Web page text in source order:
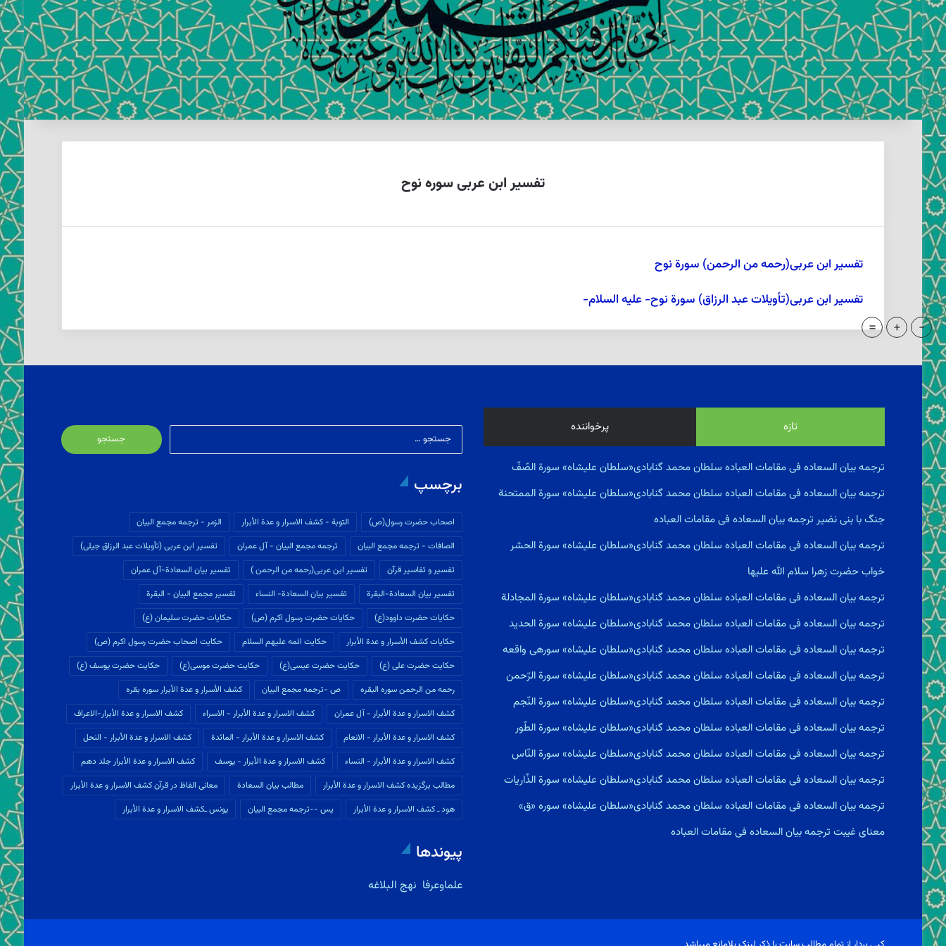
تفسیر ابن عربی سوره نوح
تفسیر ابن عربى(رحمه من الرحمن) سورة نوح
تفسير ابن عربى(تأويلات عبد الرزاق) سورة نوح- عليه السلام-
تازه پرخواننده
ترجمه بیان السعاده فى مقامات العباده سلطان محمد گنابادی«سلطان علیشاه» سورة الصّفّ
ترجمه بیان السعاده فى مقامات العباده سلطان محمد گنابادی«سلطان علیشاه» سورة الممتحنة
جنگ با بنى نضير ترجمه بیان السعاده فى مقامات العباده
ترجمه بیان السعاده فى مقامات العباده سلطان محمد گنابادی«سلطان علیشاه» سورة الحشر
خواب حضرت زهرا سلام الله علیها
ترجمه بیان السعاده فى مقامات العباده سلطان محمد گنابادی«سلطان علیشاه» سورة المجادلة
ترجمه بیان السعاده فى مقامات العباده سلطان محمد گنابادی«سلطان علیشاه» سورة الحديد
ترجمه بیان السعاده فى مقامات العباده سلطان محمد گنابادی«سلطان علیشاه» سورهى واقعه
ترجمه بیان السعاده فى مقامات العباده سلطان محمد گنابادی«سلطان علیشاه» سورة الرّحمن
ترجمه بیان السعاده فى مقامات العباده سلطان محمد گنابادی«سلطان علیشاه» سورة النّجم
ترجمه بیان السعاده فى مقامات العباده سلطان محمد گنابادی«سلطان علیشاه» سورة الطّور
ترجمه بیان السعاده فى مقامات العباده سلطان محمد گنابادی«سلطان علیشاه» سورة النّاس
ترجمه بیان السعاده فى مقامات العباده سلطان محمد گنابادی«سلطان علیشاه» سورة الذّاريات
ترجمه بیان السعاده فى مقامات العباده سلطان محمد گنابادی«سلطان علیشاه» سوره «ق»
معناى غيبت ترجمه بیان السعاده فى مقامات العباده
جستجو
برای:
برچسپ
اصحاب حضرت رسول(ص) التوبة - كشف الاسرار و عدة الأبرار
الزمر - ترجمه مجمع البیان
الصافات - ترجمه مجمع البیان
ترجمه مجمع البیان - آل عمران
تفسير ابن عربى (تأويلات عبد الرزاق جیلی)
تفسير و تفاسير قرآن
تفسیر ابن عربى(رحمه من الرحمن )
تفسیر بیان السعادة-آل عمران
تفسیر بیان السعادة-البقرة
تفسیر بیان السعادة- النساء
تفسیر مجمع البیان - البقرة
حکایات حضرت داوود(ع)
حکایات حضرت رسول اکرم (ص)
حکایات حضرت سلیمان (ع)
حکایات كشف الأسرار و عدة الأبرار
حکایت ائمه علیهم السلام
حکایت اصحاب حضرت رسول اکرم (ص)
حکایت حضرت علی (ع)
حکایت حضرت عیسی(ع) حکایت حضرت موسی(ع)
حکایت حضرت یوسف (ع)
رحمه من الرحمن سوره البقره
ص -ترجمه مجمع البيان
كشف الأسرار و عدة الأبرار سوره بقره
كشف الاسرار و عدة الأبرار - آل عمران
كشف الاسرار و عدة الأبرار - الاسراء
كشف الاسرار و عدة الأبرار-الاعراف
كشف الاسرار و عدة الأبرار - الانعام
كشف الاسرار و عدة الأبرار - المائدة
كشف الاسرار و عدة الأبرار - النحل
كشف الاسرار و عدة الأبرار - النساء
كشف الاسرار و عدة الأبرار - یوسف
كشف الاسرار و عدة الأبرار جلد دهم
مطالب برگزیده كشف الاسرار و عدة الأبرار
مطالب بيان السعادة
معانی الفاظ در قرآن كشف الاسرار و عدة الأبرار
هود ـ كشف الاسرار و عدة الأبرار
یس --ترجمه مجمع البيان یونس ـكشف الاسرار و عدة الأبرار
پیوندها
علماوعرفا نهج البلاغه
-
+
=